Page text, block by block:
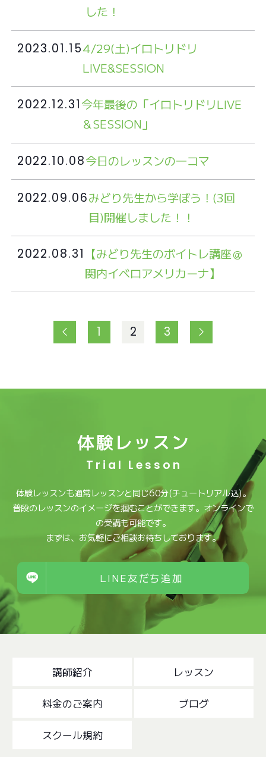
した！
2023.01.154/29(土)イロトリドリ
LIVE&SESSION
2022.12.31今年最後の「イロトリドリLIVE
＆SESSION」
2022.10.08今日のレッスンの一コマ
2022.09.06みどり先生から学ぼう！(3回
目)開催しました！！
2022.08.31 【みどり先生のボイトレ講座＠
関内イベロアメリカーナ】
1 2 3
体験レッスン
Trial Lesson
体験レッスンも通常レッスンと同じ60分(チュートリアル込)。
普段のレッスンのイメージを掴むことができます。オンラインで
の受講も可能です。
まずは、お気軽にご相談お待ちしております。
LINE友だち追加
講師紹介 レッスン
料金のご案内 ブログ
スクール規約